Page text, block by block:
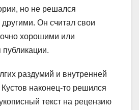
но не решался
Он считал свои
хорошими или
раздумий и внутренней
наконец-то решился
текст на рецензию